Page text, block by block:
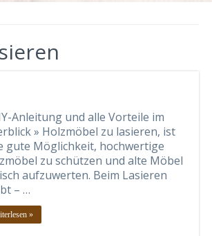
Anleitung und alle Vorteile im
» Holzmöbel zu lasieren, ist
gute Möglichkeit, hochwertige
zu schützen und alte Möbel
aufzuwerten. Beim Lasieren
– …
»